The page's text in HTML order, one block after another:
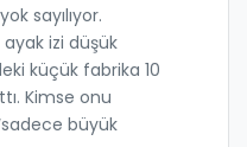
sayılıyor.
ayak izi düşük
küçük fabrika 10
Kimse onu
büyük